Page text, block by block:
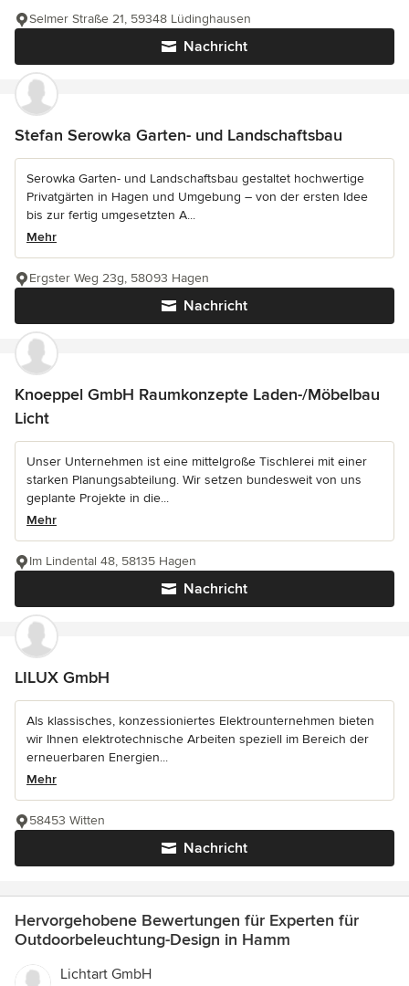
Nachricht
Selmer Straße 21, 59348 Lüdinghausen
Stefan Serowka Garten- und Landschaftsbau
Serowka Garten- und Landschaftsbau gestaltet hochwertige
Privatgärten in Hagen und Umgebung – von der ersten Idee
bis zur fertig umgesetzten A...
Mehr
Nachricht
Ergster Weg 23g, 58093 Hagen
Knoeppel GmbH Raumkonzepte Laden-/Möbelbau
Licht
Unser Unternehmen ist eine mittelgroße Tischlerei mit einer
starken Planungsabteilung. Wir setzen bundesweit von uns
geplante Projekte in die...
Mehr
Nachricht
Im Lindental 48, 58135 Hagen
LILUX GmbH
Als klassisches, konzessioniertes Elektrounternehmen bieten
wir Ihnen elektrotechnische Arbeiten speziell im Bereich der
erneuerbaren Energien...
Mehr
Nachricht
58453 Witten
Hervorgehobene Bewertungen für Experten für
Outdoorbeleuchtung-Design in Hamm
Lichtart GmbH